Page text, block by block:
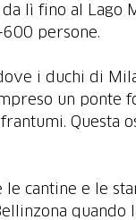
lì fino al
persone.
i duchi di
un
Questa
cantine e le
quando